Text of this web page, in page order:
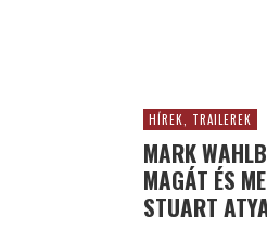
HÍREK, TRAILEREK
MARK
MAGÁT ÉS
STUART